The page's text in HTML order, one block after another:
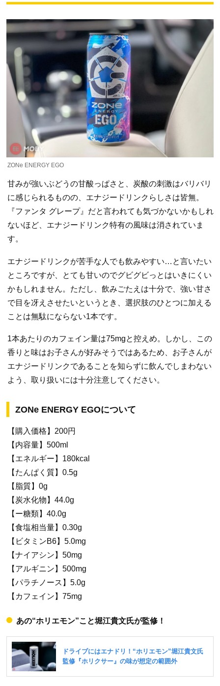
ZONe ENERGY EGO
甘みが強いぶどうの甘酸っぱさと、炭酸の刺激はバリバリ
に感じられるものの、エナジードリンクらしさは皆無。
『ファンタ グレープ』だと言われても気づかないかもしれ
ないほど、エナジードリンク特有の風味は消されていま
す。
エナジードリンクが苦手な人でも飲みやすい…と言いたい
ところですが、とても甘いのでグビグビっとはいきにくい
かもしれません。ただし、飲みごたえは十分で、強い甘さ
で目を冴えさせたいというとき、選択肢のひとつに加える
ことは無駄にならない1本です。
1本あたりのカフェイン量は75mgと控えめ。しかし、この
香りと味はお子さんが好みそうではあるため、お子さんが
エナジードリンクであることを知らずに飲んでしまわない
よう、取り扱いには十分注意してください。
ZONe ENERGY EGOについて
【購入価格】200円
【内容量】500ml
【エネルギー】180kcal
【たんぱく質】0.5g
【脂質】0g
【炭水化物】44.0g
【ー糖類】40.0g
【食塩相当量】0.30g
【ビタミンB6】5.0mg
【ナイアシン】50mg
【アルギニン】500mg
【パラチノース】5.0g
【カフェイン】75mg
あの“ホリエモン”こと堀江貴文氏が監修！